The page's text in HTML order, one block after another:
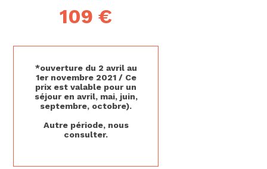
109 €
*ouverture du 2 avril au
1er novembre 2021 / Ce
prix est valable pour un
séjour en avril, mai, juin,
septembre, octobre).
Autre période, nous
consulter.